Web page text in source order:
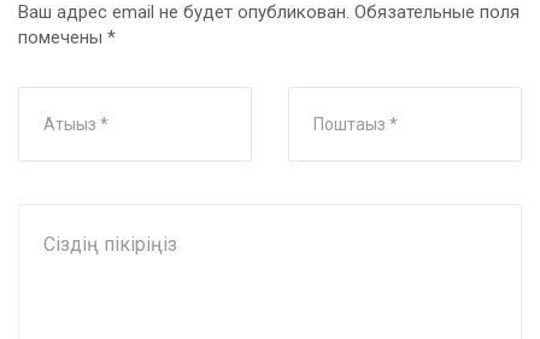
Ваш адрес email не будет опубликован. Обязательные поля
помечены *